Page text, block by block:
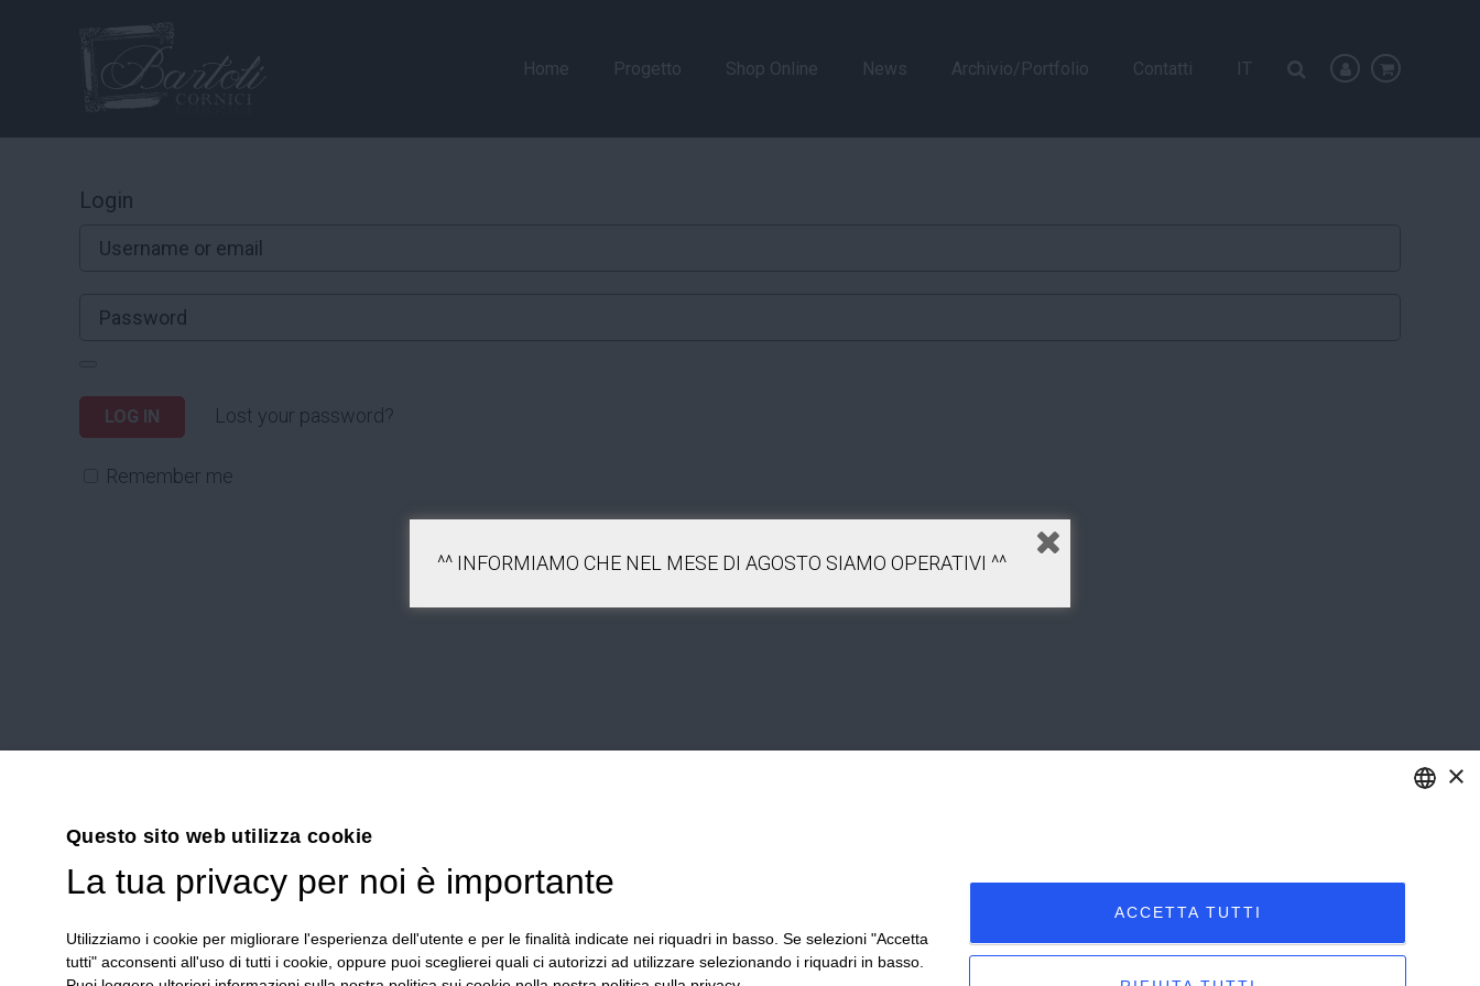
Home Progetto Shop Online News Archivio/Portfolio Contatti IT
Login
LOG IN Lost your password?
Remember me
Emilia Romagna – Italia
Tel. +39 0522 605360
Home
^^ INFORMIAMO CHE NEL MESE DI AGOSTO SIAMO OPERATIVI ^^
×
Questo sito web utilizza cookie
La tua privacy per noi è importante
Utilizziamo i cookie per migliorare l'esperienza dell'utente e per le finalità indicate nei riquadri in basso. Se selezioni "Accetta
tutti" acconsenti all'uso di tutti i cookie, oppure puoi sceglierei quali ci autorizzi ad utilizzare selezionando i riquadri in basso.
ACCETTA TUTTI